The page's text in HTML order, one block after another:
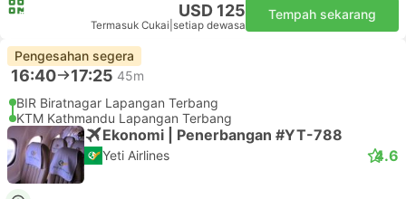
USD 125
Termasuk Cukai setiap dewasa
Tempah sekarang
Pengesahan segera
16:40 17:25 45m
BIR Biratnagar Lapangan Terbang
KTM Kathmandu Lapangan Terbang
Ekonomi | Penerbangan #YT-788
Yeti Airlines 4.6